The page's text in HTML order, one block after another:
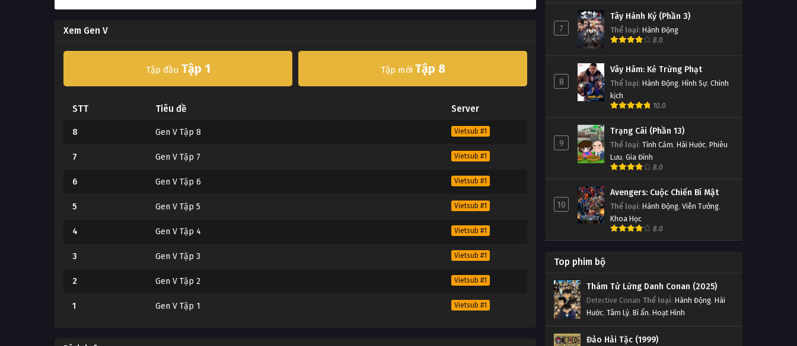
Xem Gen V
Tập đầu Tập 1 Tập mới Tập 8
STT Tiêu đề Server
8 Gen V Tập 8 Vietsub #1
7 Gen V Tập 7 Vietsub #1
6 Gen V Tập 6 Vietsub #1
5 Gen V Tập 5 Vietsub #1
4 Gen V Tập 4 Vietsub #1
3 Gen V Tập 3 Vietsub #1
2 Gen V Tập 2 Vietsub #1
1 Gen V Tập 1 Vietsub #1
7
Tây Hành Kỷ (Phần 3)
Thể loại: Hành Động
8.0
8
Vây Hãm: Kẻ Trừng Phạt
Thể loại: Hành Động, Hình Sự, Chính
kịch
10.0
9
Trạng Cãi (Phần 13)
Thể loại: Tình Cảm, Hài Hước, Phiêu
Lưu, Gia Đình
8.0
10
Avengers: Cuộc Chiến Bí Mật
Thể loại: Hành Động, Viễn Tưởng,
Khoa Học
8.0
Top phim bộ
Thám Tử Lừng Danh Conan (2025)
Detective Conan Thể loại: Hành Động, Hài
Hước, Tâm Lý, Bí ẩn, Hoạt Hình
Đảo Hải Tặc (1999)